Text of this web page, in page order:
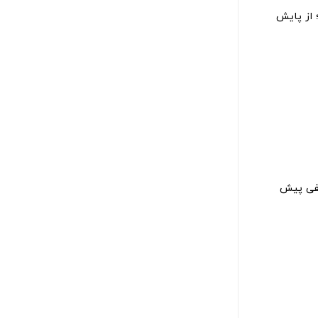
از پایش
پیش